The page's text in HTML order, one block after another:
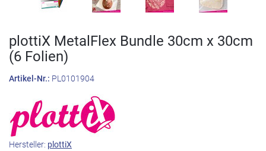
plottiX MetalFlex Bundle 30cm x 30cm
(6 Folien)
Artikel-Nr.: PL0101904
Hersteller: plottiX